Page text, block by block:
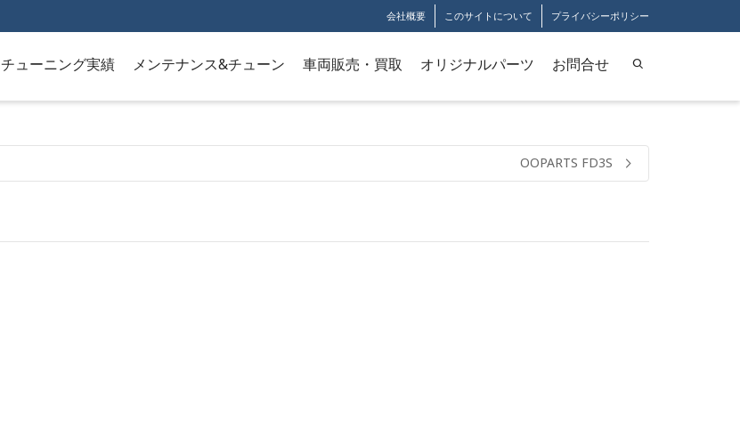
会社概要 このサイトについて プライバシーポリシー
チューニング実績 メンテナンス&チューン 車両販売・買取 オリジナルパーツ お問合せ
OOPARTS FD3S